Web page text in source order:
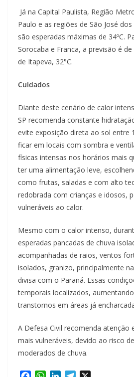
Já na Capital Paulista, Região
Paulo e as regiões de São José
são esperadas máximas de 34ºC.
Sorocaba e Franca, a previsão é de
de Itapeva, 32°C.
Cuidados
Diante deste cenário de calor
SP recomenda constante
evite exposição direta ao sol entre
ficar em locais com sombra e
físicas intensas nos horários mais
ter uma alimentação leve,
como frutas, saladas e com alto
redobrada com crianças e idosos,
vulneráveis ao calor.
Mesmo com o calor intenso,
esperadas pancadas de chuva
acompanhadas de raios, ventos
isolados, granizo, principalmente
divisa com o Paraná. Essas
temporais localizados,
transtornos em áreas já
A Defesa Civil recomenda atenção
mais vulneráveis, devido ao risco
moderados de chuva.